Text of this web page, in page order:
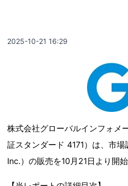
2025-10-21 16:29
株式会社グローバルインフォメ
証スタンダード 4171）は、市
Inc.）の販売を10月21日より開始